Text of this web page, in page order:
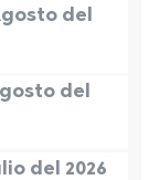
del
del
del 2026